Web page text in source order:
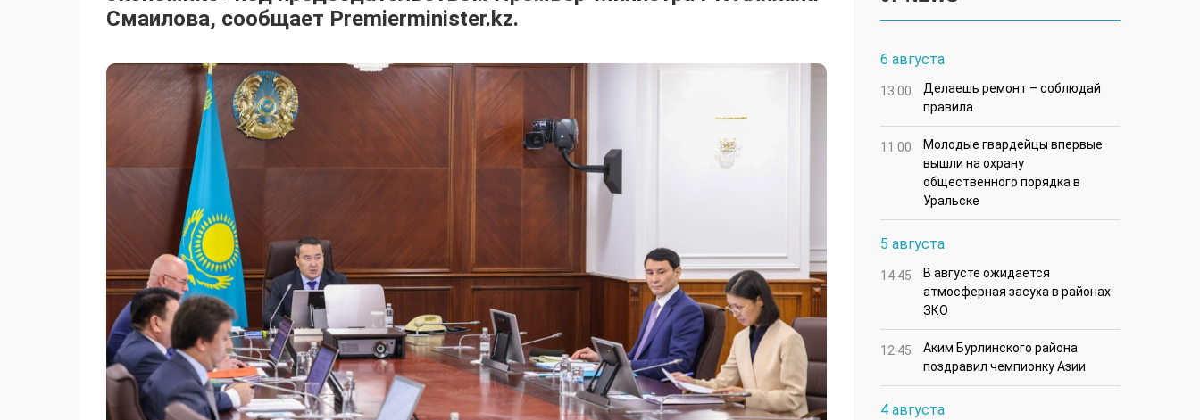
Смаилова, сообщает Premierminister.kz.
6 августа
13:00
Делаешь ремонт – соблюдай
правила
11:00
Молодые гвардейцы впервые
вышли на охрану
общественного порядка в
Уральске
5 августа
14:45
В августе ожидается
атмосферная засуха в районах
ЗКО
12:45
Аким Бурлинского района
поздравил чемпионку Азии
4 августа